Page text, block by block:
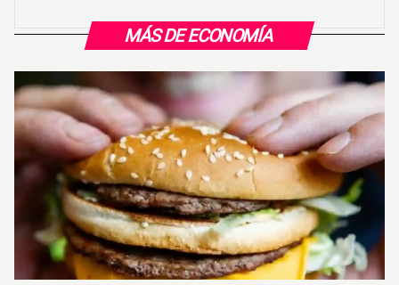
MÁS DE ECONOMÍA